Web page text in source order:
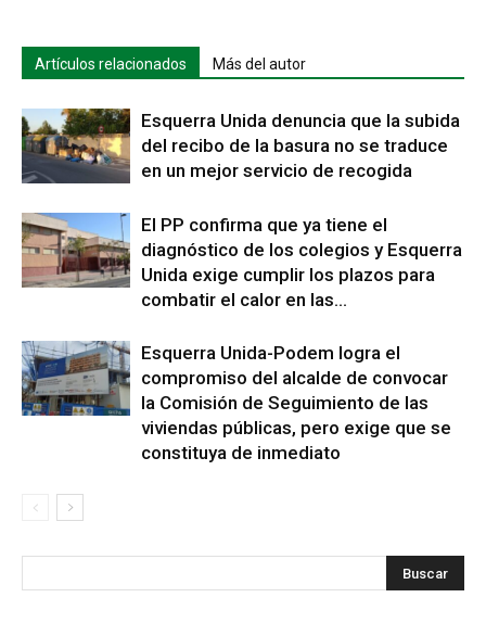
Artículos relacionados Más del autor
Esquerra Unida denuncia que la subida
del recibo de la basura no se traduce
en un mejor servicio de recogida
El PP confirma que ya tiene el
diagnóstico de los colegios y Esquerra
Unida exige cumplir los plazos para
combatir el calor en las...
Esquerra Unida-Podem logra el
compromiso del alcalde de convocar
la Comisión de Seguimiento de las
viviendas públicas, pero exige que se
constituya de inmediato